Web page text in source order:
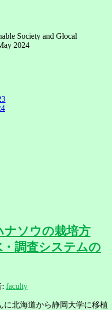
Society and Glocal
2024
ソウの栽培方
調査システムの
: faculty
に北海道から静岡大学に移植